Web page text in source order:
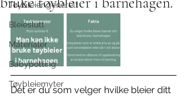
Tøybleier generelt
Bleieslutt
Materialer
Babypotting
Tøybleiemyter
Det er du som velger hvilke bleier ditt